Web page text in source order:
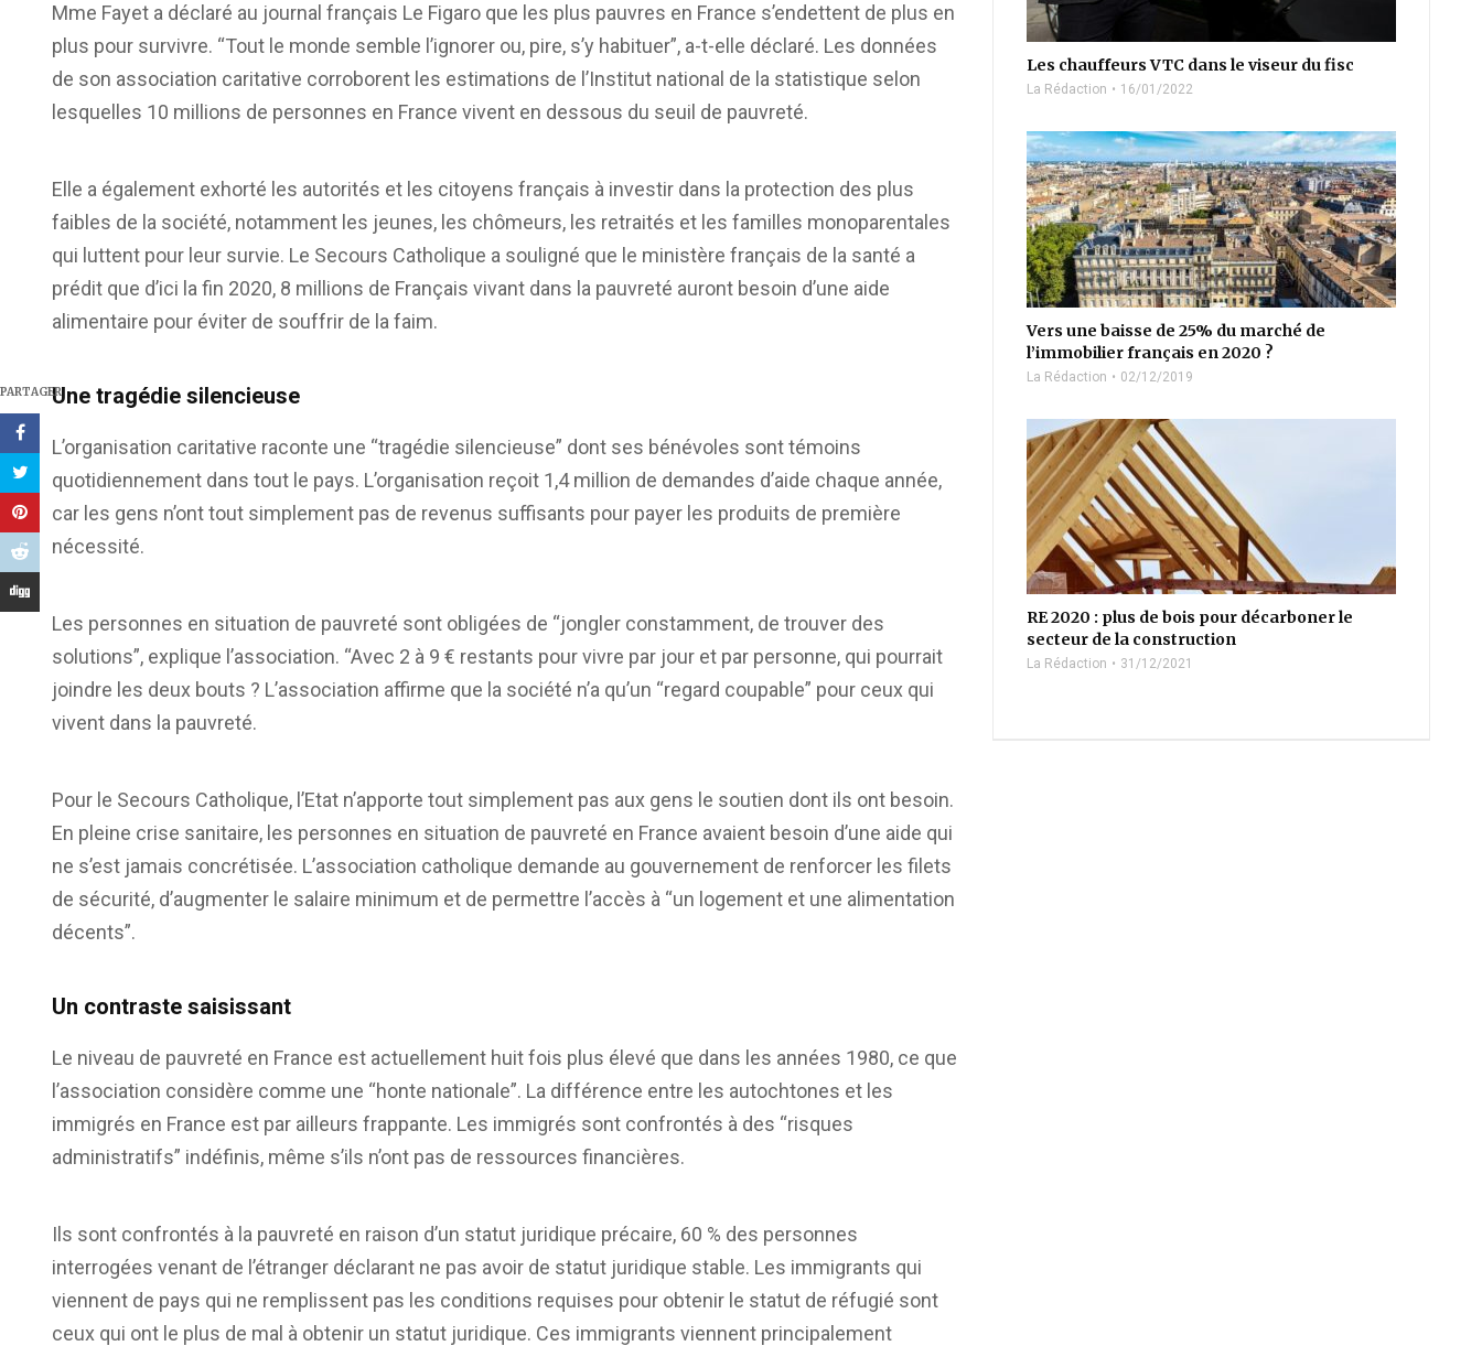
PARTAGER
Mme Fayet a déclaré au journal français Le Figaro que les plus pauvres en France s’endettent de plus en
plus pour survivre. “Tout le monde semble l’ignorer ou, pire, s’y habituer”, a-t-elle déclaré. Les données
de son association caritative corroborent les estimations de l’Institut national de la statistique selon
lesquelles 10 millions de personnes en France vivent en dessous du seuil de pauvreté.
Elle a également exhorté les autorités et les citoyens français à investir dans la protection des plus
faibles de la société, notamment les jeunes, les chômeurs, les retraités et les familles monoparentales
qui luttent pour leur survie. Le Secours Catholique a souligné que le ministère français de la santé a
prédit que d’ici la fin 2020, 8 millions de Français vivant dans la pauvreté auront besoin d’une aide
alimentaire pour éviter de souffrir de la faim.
Une tragédie silencieuse
L’organisation caritative raconte une “tragédie silencieuse” dont ses bénévoles sont témoins
quotidiennement dans tout le pays. L’organisation reçoit 1,4 million de demandes d’aide chaque année,
car les gens n’ont tout simplement pas de revenus suffisants pour payer les produits de première
nécessité.
Les personnes en situation de pauvreté sont obligées de “jongler constamment, de trouver des
solutions”, explique l’association. “Avec 2 à 9 € restants pour vivre par jour et par personne, qui pourrait
joindre les deux bouts ? L’association affirme que la société n’a qu’un “regard coupable” pour ceux qui
vivent dans la pauvreté.
Pour le Secours Catholique, l’Etat n’apporte tout simplement pas aux gens le soutien dont ils ont besoin.
En pleine crise sanitaire, les personnes en situation de pauvreté en France avaient besoin d’une aide qui
ne s’est jamais concrétisée. L’association catholique demande au gouvernement de renforcer les filets
de sécurité, d’augmenter le salaire minimum et de permettre l’accès à “un logement et une alimentation
décents”.
Un contraste saisissant
Le niveau de pauvreté en France est actuellement huit fois plus élevé que dans les années 1980, ce que
l’association considère comme une “honte nationale”. La différence entre les autochtones et les
immigrés en France est par ailleurs frappante. Les immigrés sont confrontés à des “risques
administratifs” indéfinis, même s’ils n’ont pas de ressources financières.
Ils sont confrontés à la pauvreté en raison d’un statut juridique précaire, 60 % des personnes
interrogées venant de l’étranger déclarant ne pas avoir de statut juridique stable. Les immigrants qui
viennent de pays qui ne remplissent pas les conditions requises pour obtenir le statut de réfugié sont
ceux qui ont le plus de mal à obtenir un statut juridique. Ces immigrants viennent principalement
Les chauffeurs VTC dans le viseur du fisc
La Rédaction 16/01/2022
Vers une baisse de 25% du marché de
l’immobilier français en 2020 ?
La Rédaction 02/12/2019
RE 2020 : plus de bois pour décarboner le
secteur de la construction
La Rédaction 31/12/2021